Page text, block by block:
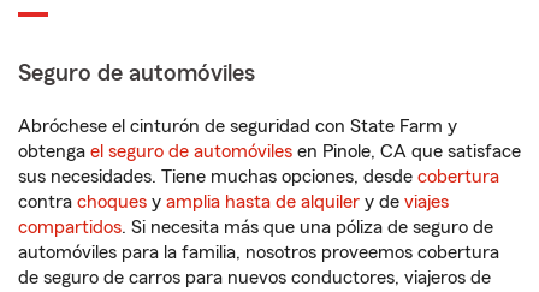
Seguro de automóviles
Abróchese el cinturón de seguridad con State Farm y
obtenga el seguro de automóviles en Pinole, CA que satisface
sus necesidades. Tiene muchas opciones, desde cobertura
contra choques y amplia hasta de alquiler y de viajes
compartidos. Si necesita más que una póliza de seguro de
automóviles para la familia, nosotros proveemos cobertura
de seguro de carros para nuevos conductores, viajeros de